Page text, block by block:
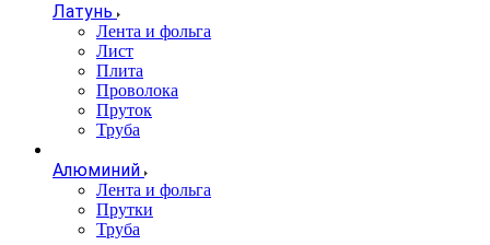
Латунь
Лента и фольга
Лист
Плита
Проволока
Пруток
Труба
Алюминий
Лента и фольга
Прутки
Труба